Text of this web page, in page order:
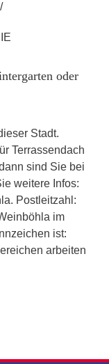
oder
Stadt.
Terrassendach
sind Sie bei
weitere Infos:
Postleitzahl:
im
ist:
arbeiten